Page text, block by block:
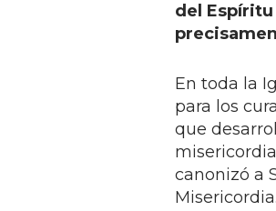
del
En toda la
para los
que
canonizó a